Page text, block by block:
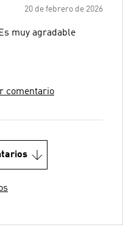
20 de febrero de 2026
muy agradable
comentario